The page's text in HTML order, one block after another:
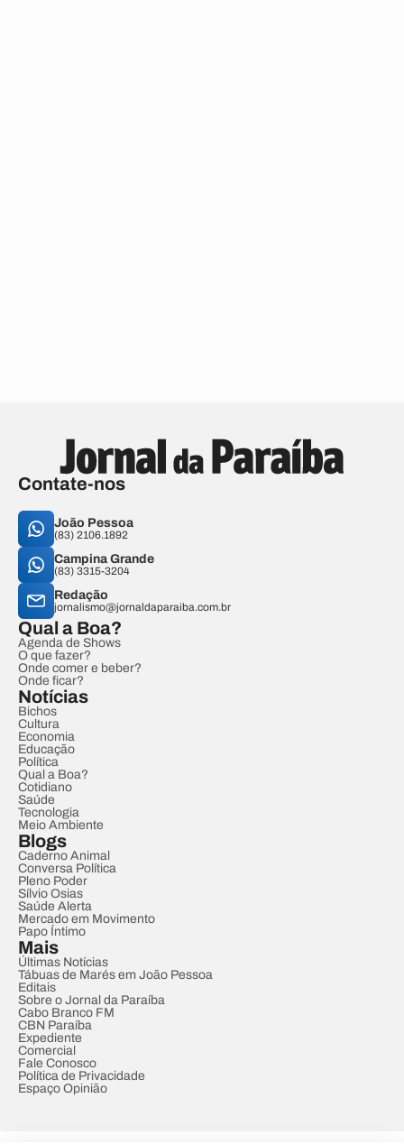
Contate-nos
João Pessoa
(83) 2106.1892
Campina Grande
(83) 3315-3204
Redação
jornalismo@jornaldaparaiba.com.br
Qual a Boa?
Agenda de Shows
O que fazer?
Onde comer e beber?
Onde ficar?
Notícias
Bichos
Cultura
Economia
Educação
Política
Qual a Boa?
Cotidiano
Saúde
Tecnologia
Meio Ambiente
Blogs
Caderno Animal
Conversa Política
Pleno Poder
Sílvio Osias
Saúde Alerta
Mercado em Movimento
Papo Íntimo
Mais
Últimas Notícias
Tábuas de Marés em João Pessoa
Editais
Sobre o Jornal da Paraíba
Cabo Branco FM
CBN Paraíba
Expediente
Comercial
Fale Conosco
Política de Privacidade
Espaço Opinião